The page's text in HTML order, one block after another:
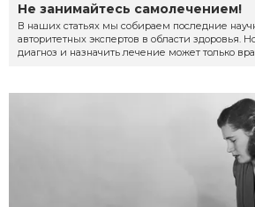
Не занимайтесь самолечением!
В наших статьях мы собираем последние
авторитетных экспертов в области здоровья.
диагноз и назначить лечение может только